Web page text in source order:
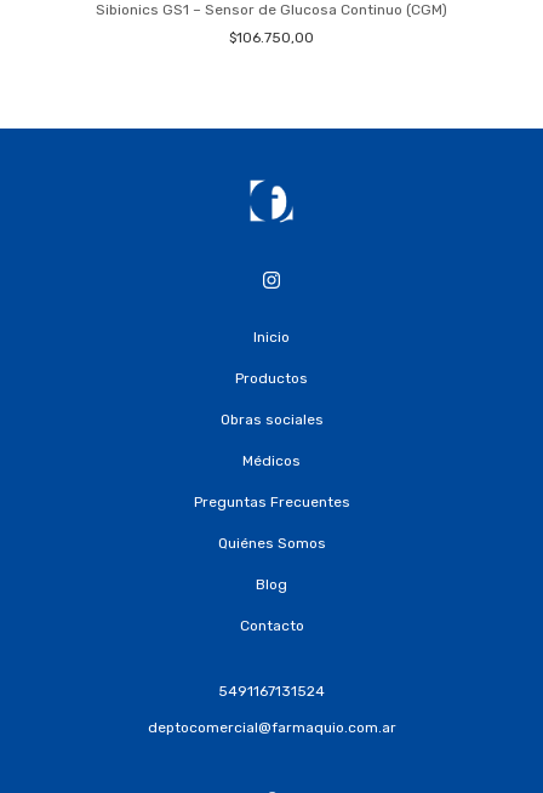
Sibionics GS1 – Sensor de Glucosa Continuo (CGM)
$106.750,00
Inicio
Productos
Obras sociales
Médicos
Preguntas Frecuentes
Quiénes Somos
Blog
Contacto
5491167131524
deptocomercial@farmaquio.com.ar